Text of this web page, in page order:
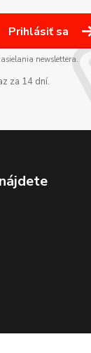
Prihlásiť sa
newslettera.
za 14 dní.